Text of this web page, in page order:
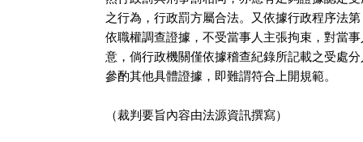
之行為，行政罰方屬合法。又依據行政程序法
依職權調查證據，不受當事人主張拘束，對當
意，倘行政機關僅依據稽查紀錄所記載之受處
參酌其他具體證據，即難謂符合上開規範。
（裁判要旨內容由法源資訊撰寫）